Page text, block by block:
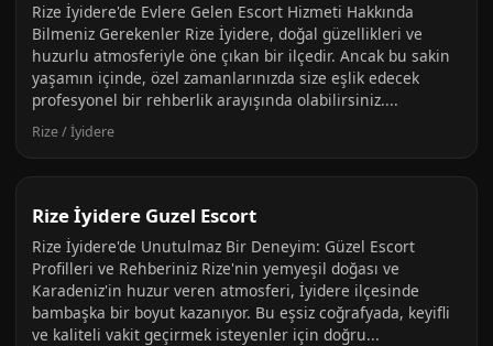
Rize İyidere'de Evlere Gelen Escort Hizmeti Hakkında
Bilmeniz Gerekenler Rize İyidere, doğal güzellikleri ve
huzurlu atmosferiyle öne çıkan bir ilçedir. Ancak bu sakin
yaşamın içinde, özel zamanlarınızda size eşlik edecek
profesyonel bir rehberlik arayışında olabilirsiniz....
Rize / İyidere
Rize İyidere Guzel Escort
Rize İyidere'de Unutulmaz Bir Deneyim: Güzel Escort
Profilleri ve Rehberiniz Rize'nin yemyeşil doğası ve
Karadeniz'in huzur veren atmosferi, İyidere ilçesinde
bambaşka bir boyut kazanıyor. Bu eşsiz coğrafyada, keyifli
ve kaliteli vakit geçirmek isteyenler için doğru...